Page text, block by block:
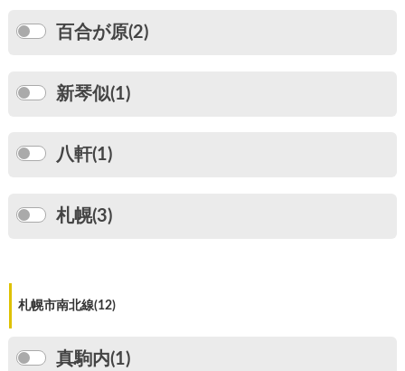
百合が原(2)
新琴似(1)
八軒(1)
札幌(3)
札幌市南北線(12)
真駒内(1)